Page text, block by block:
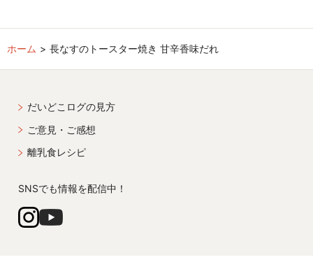
ホーム 長なすのトースター焼き 甘辛香味だれ
だいどこログの見方
ご意見・ご感想
離乳食レシピ
SNSでも情報を配信中！